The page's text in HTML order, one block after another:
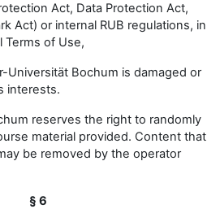
Act, Data Protection Act,
Act) or internal RUB regulations, in
Terms of Use,
Universität Bochum is damaged or
interests.
reserves the right to randomly
material provided. Content that
be removed by the operator
§ 6